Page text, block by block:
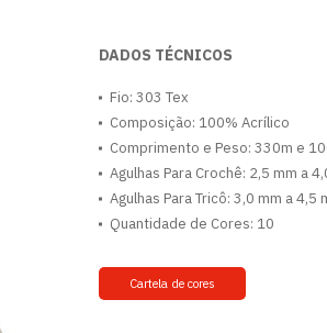
DADOS TÉCNICOS
Fio: 303 Tex
Composição: 100% Acrílico
Comprimento e Peso: 330m e
Agulhas Para Crochê: 2,5 mm a
Agulhas Para Tricô: 3,0 mm a 4,5
Quantidade de Cores: 10
Cartela de cores